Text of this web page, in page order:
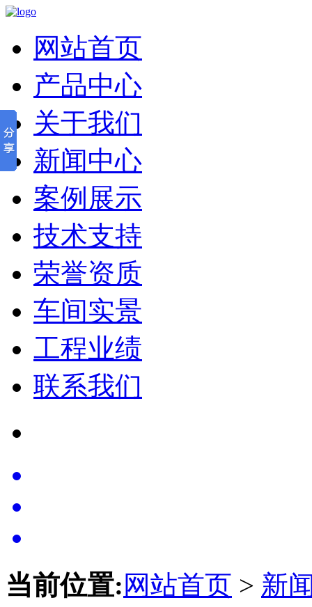
网站首页
产品中心
关于我们
新闻中心
案例展示
技术支持
荣誉资质
车间实景
工程业绩
联系我们
当前位置: 网站首页 > 新